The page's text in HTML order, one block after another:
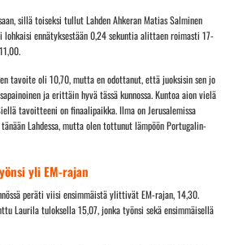
sillä toiseksi tullut Lahden Ahkeran Matias Salminen
ennätyksestään 0,24 sekuntia alittaen roimasti 17-
tavoite oli 10,70, mutta en odottanut, että juoksisin sen jo
ja erittäin hyvä tässä kunnossa. Kuntoa aion vielä
tavoitteeni on finaalipaikka. Ilma on Jerusalemissa
Lahdessa, mutta olen tottunut lämpöön Portugalin-
yli EM-rajan
peräti viisi ensimmäistä ylittivät EM-rajan, 14,30.
Laurila tuloksella 15,07, jonka työnsi sekä ensimmäisellä